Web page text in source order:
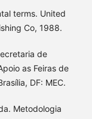
terms. United
Co, 1988.
de
as Feiras de
DF: MEC.
Metodologia